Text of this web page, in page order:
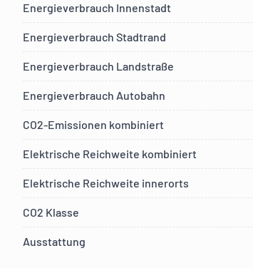
Energieverbrauch Innenstadt
Energieverbrauch Stadtrand
Energieverbrauch Landstraße
Energieverbrauch Autobahn
CO2-Emissionen kombiniert
Elektrische Reichweite kombiniert
Elektrische Reichweite innerorts
CO2 Klasse
Ausstattung